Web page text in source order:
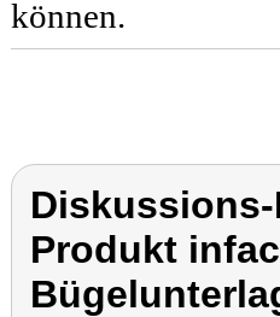
können.
Produkt